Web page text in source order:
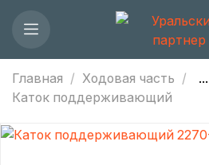
Главная Ходовая часть
...
Каток поддерживающий